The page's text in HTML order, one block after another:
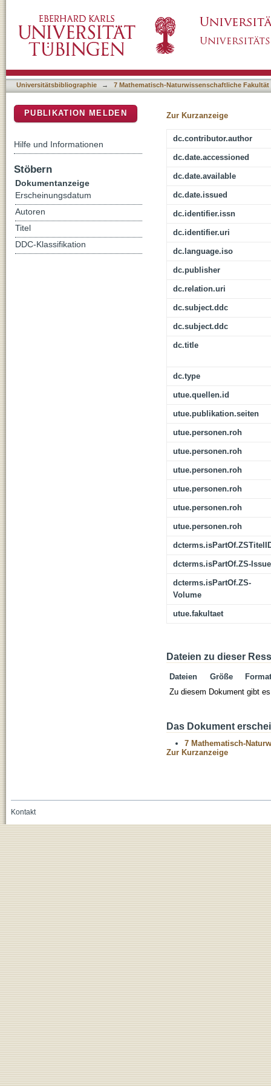
Across Global Climatic Zones
Universitätsbibliographie → 7 Mathematisch-Naturwissenschaftliche Fakultät
Zur Kurzanzeige
dc.contributor.author
dc.date.accessioned
dc.date.available
dc.date.issued
dc.identifier.issn
dc.identifier.uri
dc.language.iso
dc.publisher
dc.relation.uri
dc.subject.ddc
dc.subject.ddc
dc.title
dc.type
utue.quellen.id
utue.publikation.seiten
utue.personen.roh
utue.personen.roh
utue.personen.roh
utue.personen.roh
utue.personen.roh
utue.personen.roh
dcterms.isPartOf.ZS-Issue
dcterms.isPartOf.ZS-
Volume
utue.fakultaet
Dateien zu dieser
Dateien Größe
Format
Zu diesem Dokument gibt
Das Dokument
7 Mathematisch-
Zur Kurzanzeige
PUBLIKATION MELDEN
Hilfe und Informationen
Stöbern
Dokumentanzeige
Erscheinungsdatum
Autoren
Titel
DDC-Klassifikation
Kontakt